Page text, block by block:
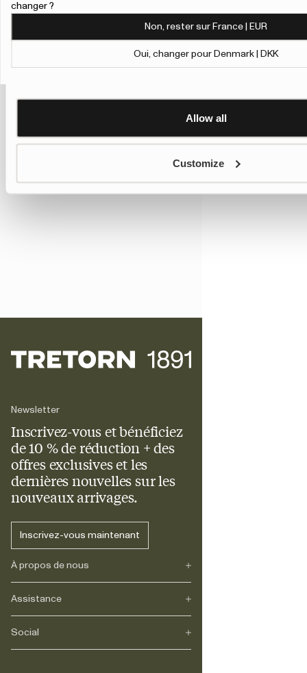
To give users more control over their data and ad
added a link to Google’s Personalisation and Control page.
Learn more about Google’s Personalisation and
Allow all
Customize
Newsletter
Inscrivez-vous et bénéficiez
de 10 % de réduction + des
offres exclusives et les
dernières nouvelles sur les
nouveaux arrivages.
Inscrivez-vous maintenant
À propos de nous
Notre héritage
Journals
Carrière
Assistance
FAQs
Livraison
Social
changer ?
Non, rester sur France | EUR
Oui, changer pour Denmark | DKK